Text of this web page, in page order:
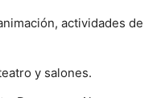
actividades de
y salones.